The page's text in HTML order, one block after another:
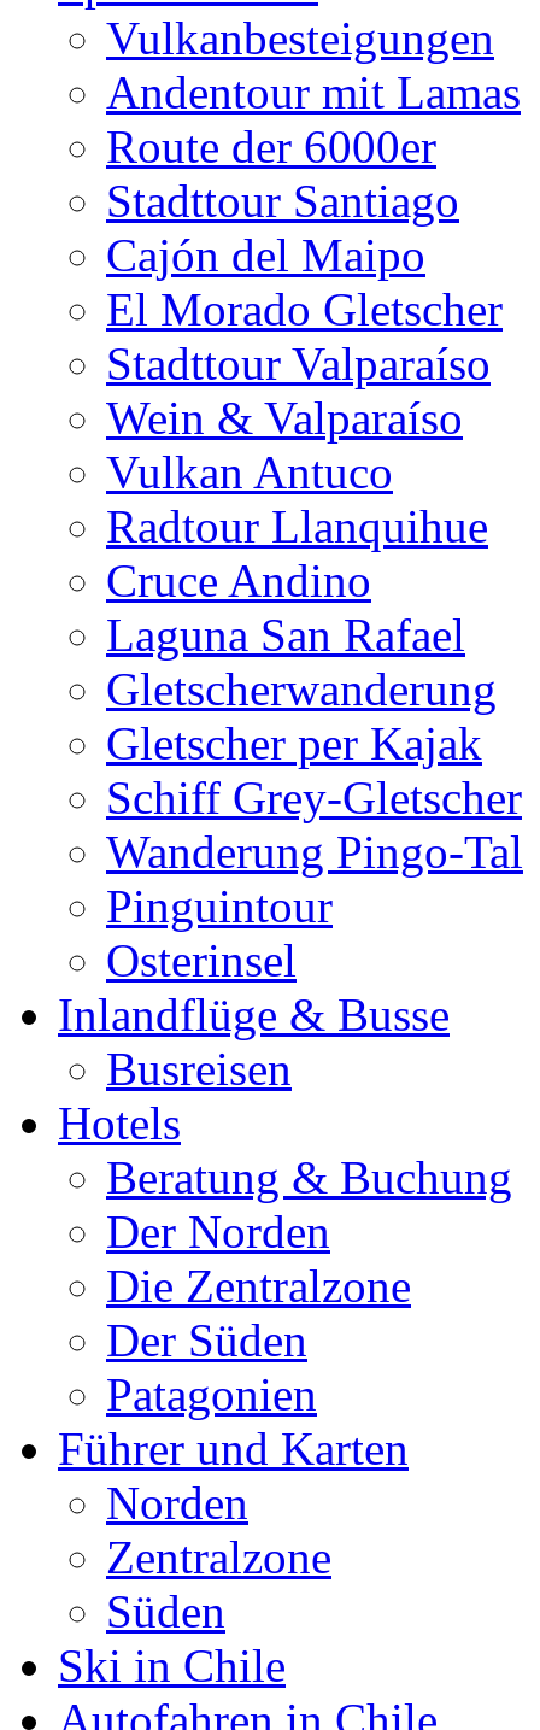
Vulkanbesteigungen
Andentour mit Lamas
Route der 6000er
Stadttour Santiago
Cajón del Maipo
El Morado Gletscher
Stadttour Valparaíso
Wein & Valparaíso
Vulkan Antuco
Radtour Llanquihue
Cruce Andino
Laguna San Rafael
Gletscherwanderung
Gletscher per Kajak
Schiff Grey-Gletscher
Wanderung Pingo-Tal
Pinguintour
Osterinsel
Inlandflüge & Busse
Busreisen
Hotels
Beratung & Buchung
Der Norden
Die Zentralzone
Der Süden
Patagonien
Führer und Karten
Norden
Zentralzone
Süden
Ski in Chile